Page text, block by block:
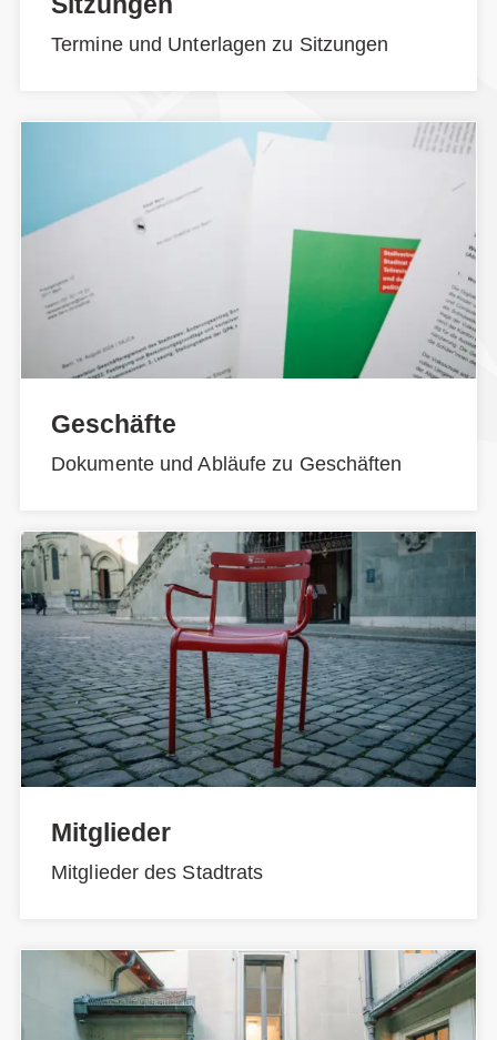
Termine und Unterlagen zu Sitzungen
Geschäfte
Dokumente und Abläufe zu Geschäften
Mitglieder
Mitglieder des Stadtrats